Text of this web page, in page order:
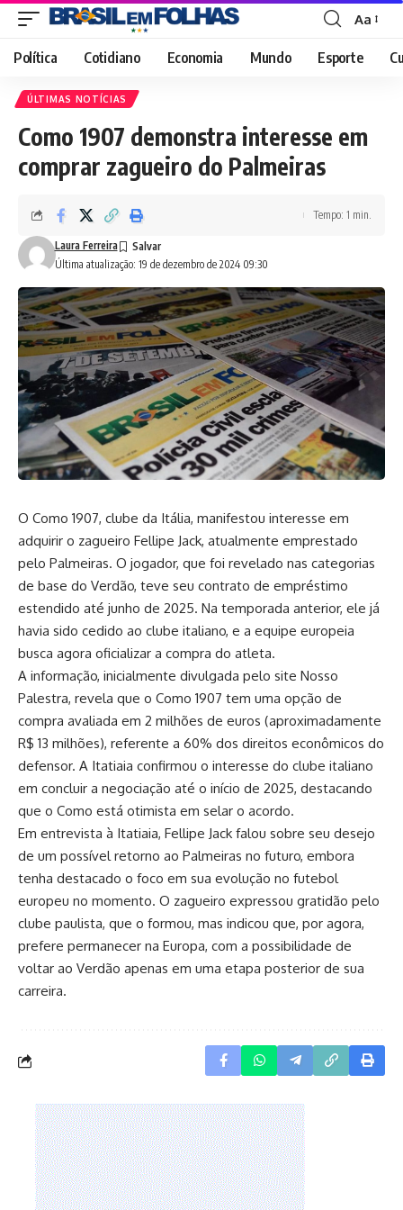
Font
Resizer
Aa
Política Cotidiano Economia Mundo Esporte
ÚLTIMAS NOTÍCIAS
Como 1907 demonstra interesse em
comprar zagueiro do Palmeiras
Última atualização: 19 de dezembro de 2024 09:30
Laura Ferreira
Tempo: 1 min.
O Como 1907, clube da Itália, manifestou interesse em
adquirir o zagueiro Fellipe Jack, atualmente emprestado
pelo Palmeiras. O jogador, que foi revelado nas categorias
de base do Verdão, teve seu contrato de empréstimo
estendido até junho de 2025. Na temporada anterior, ele já
havia sido cedido ao clube italiano, e a equipe europeia
busca agora oficializar a compra do atleta.
A informação, inicialmente divulgada pelo site Nosso
Palestra, revela que o Como 1907 tem uma opção de
compra avaliada em 2 milhões de euros (aproximadamente
R$ 13 milhões), referente a 60% dos direitos econômicos do
defensor. A Itatiaia confirmou o interesse do clube italiano
em concluir a negociação até o início de 2025, destacando
que o Como está otimista em selar o acordo.
Em entrevista à Itatiaia, Fellipe Jack falou sobre seu desejo
de um possível retorno ao Palmeiras no futuro, embora
tenha destacado o foco em sua evolução no futebol
europeu no momento. O zagueiro expressou gratidão pelo
clube paulista, que o formou, mas indicou que, por agora,
prefere permanecer na Europa, com a possibilidade de
voltar ao Verdão apenas em uma etapa posterior de sua
carreira.